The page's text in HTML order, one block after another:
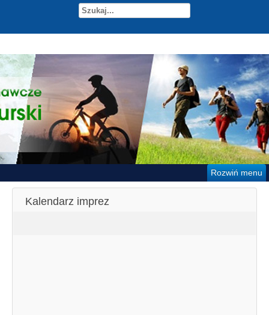
Rozwiń menu
Kalendarz imprez